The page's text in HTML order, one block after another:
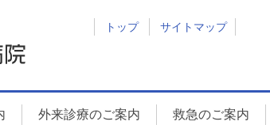
トップ サイトマップ
外来診療のご案内 救急のご案内